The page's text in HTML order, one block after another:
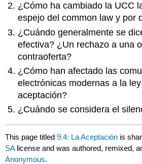
¿Cómo ha cambiado la UCC
espejo del common law y por
¿Cuándo generalmente se
efectiva? ¿Un rechazo a una
contraoferta?
¿Cómo han afectado las
electrónicas modernas a la
aceptación?
¿Cuándo se considera el
This page titled9.4: La Aceptación is
SA license and was authored, remixed,
Anonymous.